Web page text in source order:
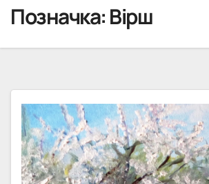
Позначка:Вірш